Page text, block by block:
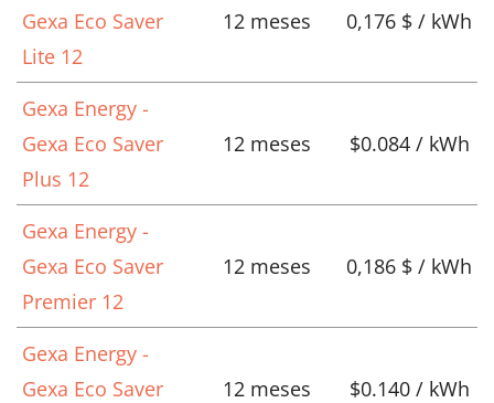
Gexa Eco Saver
Lite 12
12 meses 0,176 $ / kWh
Gexa Energy -
Gexa Eco Saver
Plus 12
12 meses $0.084 / kWh
Gexa Energy -
Gexa Eco Saver
Premier 12
12 meses 0,186 $ / kWh
Gexa Energy -
Gexa Eco Saver
12 meses $0.140 / kWh